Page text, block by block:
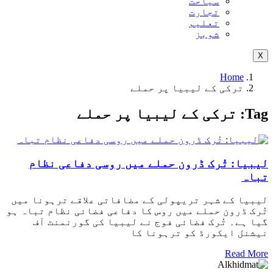
تجارت
تعلیم
شوبز
X
Home
ترکی کے لیبیا پر حملے
Tag: ترکی کے لیبیا پر حملے
لیبیا: تُرک ڈرون حملے میں روسی دفاعی نظام
تباہ
لیبیا کے شہر تریپولی کے مضافاتی علاقے ترہونا میں
تُرک ڈرون حملے میں روس کا دفاعی فضائی نظام تباہ ہو
گیا ہے۔ تُرک فضائی فوج نے لیبیا کی گورنمنٹ آف
نیشنل ایکورڈ کو ترہونا کا
Read More